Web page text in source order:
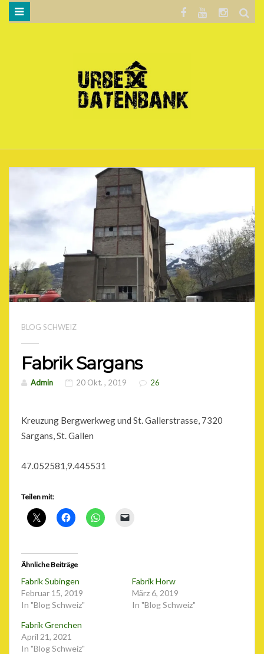
DATENSCHUTZERKLÄRUNG
BLOG SCHWEIZ
Fabrik Sargans
Admin 20 Okt. , 2019 26
Kreuzung Bergwerkweg und St. Gallerstrasse, 7320
Sargans, St. Gallen
47.052581,9.445531
Teilen mit:
Ähnliche Beiträge
Fabrik Subingen
Februar 15, 2019
In "Blog Schweiz"
Fabrik Horw
März 6, 2019
In "Blog Schweiz"
Fabrik Grenchen
April 21, 2021
In "Blog Schweiz"